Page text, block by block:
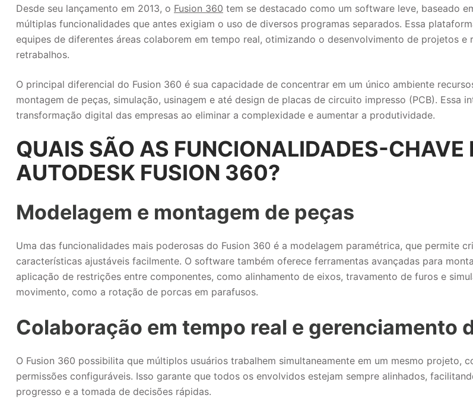
Desde seu lançamento em 2013, o Fusion 360 tem se destacado como um software leve, baseado
múltiplas funcionalidades que antes exigiam o uso de diversos programas separados. Essa
equipes de diferentes áreas colaborem em tempo real, otimizando o desenvolvimento de projetos e
retrabalhos.
O principal diferencial do Fusion 360 é sua capacidade de concentrar em um único ambiente
montagem de peças, simulação, usinagem e até design de placas de circuito impresso (PCB). Essa
transformação digital das empresas ao eliminar a complexidade e aumentar a produtividade.
QUAIS SÃO AS FUNCIONALIDADES-CHAVE
AUTODESK FUSION 360?
Modelagem e montagem de peças
Uma das funcionalidades mais poderosas do Fusion 360 é a modelagem paramétrica, que permite
características ajustáveis facilmente. O software também oferece ferramentas avançadas para
aplicação de restrições entre componentes, como alinhamento de eixos, travamento de furos e
movimento, como a rotação de porcas em parafusos.
Colaboração em tempo real e gerenciamento
O Fusion 360 possibilita que múltiplos usuários trabalhem simultaneamente em um mesmo projeto,
permissões configuráveis. Isso garante que todos os envolvidos estejam sempre alinhados,
progresso e a tomada de decisões rápidas.